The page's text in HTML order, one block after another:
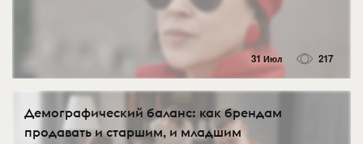
31 Июл 217
Демографический баланс: как брендам
продавать и старшим, и младшим